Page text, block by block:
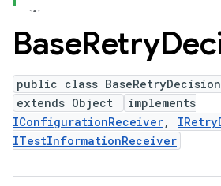
BaseRetry
public class BaseRetryDecision
extends Object
implements
IConfigurationReceiver,
ITestInformationReceiver